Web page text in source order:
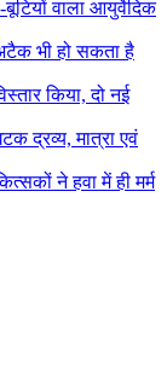
वाला आयुर्वेदिक
भी हो सकता है
किया, दो नई
द्रव्य, मात्रा एवं
ने हवा में ही मर्म